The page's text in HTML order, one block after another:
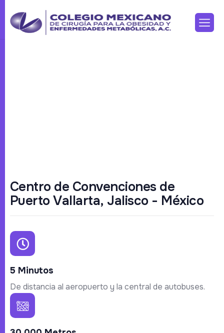
Centro de Convenciones de
Puerto Vallarta, Jalisco - México
5 Minutos
De distancia al aeropuerto y la central de autobuses.